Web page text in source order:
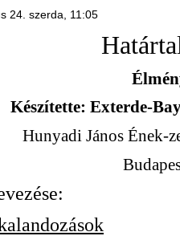
24. szerda, 11:05
Készítette: Exterde-
Hunyadi János Ének-